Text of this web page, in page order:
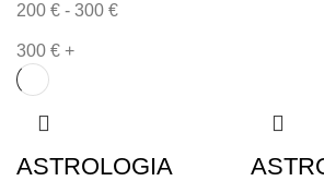
200 € - 300 €
300 € +
ASTROLOGIA